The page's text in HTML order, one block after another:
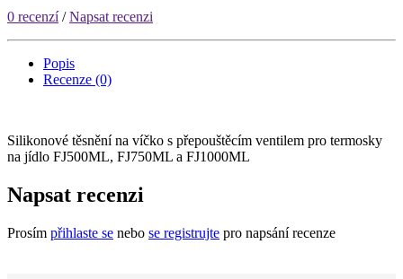
0 recenzí/Napsat recenzi
Popis
Recenze (0)
Silikonové těsnění na víčko s přepouštěcím ventilem pro termosky
na jídlo FJ500ML, FJ750ML a FJ1000ML
Napsat recenzi
Prosím přihlaste se nebo se registrujte pro napsání recenze